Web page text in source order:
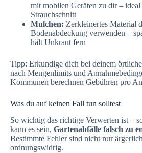
mit mobilen Geräten zu dir –
Strauchschnitt
Mulchen: Zerkleinertes Material
Bodenabdeckung verwenden –
hält Unkraut fern
Tipp: Erkundige dich bei deinem
nach Mengenlimits und
Kommunen berechnen Gebühren pro
Was du auf keinen Fall tun solltest
So wichtig das richtige Verwerten ist –
kann es sein, Gartenabfälle falsch zu
Bestimmte Fehler sind nicht nur
ordnungswidrig.